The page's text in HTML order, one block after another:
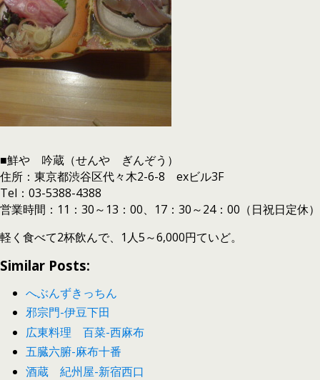
■鮮や 吟蔵（せんや ぎんぞう）
住所：東京都渋谷区代々木2-6-8 exビル3F
Tel：03-5388-4388
営業時間：11：30～13：00、17：30～24：00（日祝日定休）
軽く食べて2杯飲んで、1人5～6,000円ていど。
Similar Posts:
へぶんずきっちん
邪宗門-伊豆下田
広東料理 百菜-西麻布
五臓六腑-麻布十番
酒蔵 紀州屋-新宿西口